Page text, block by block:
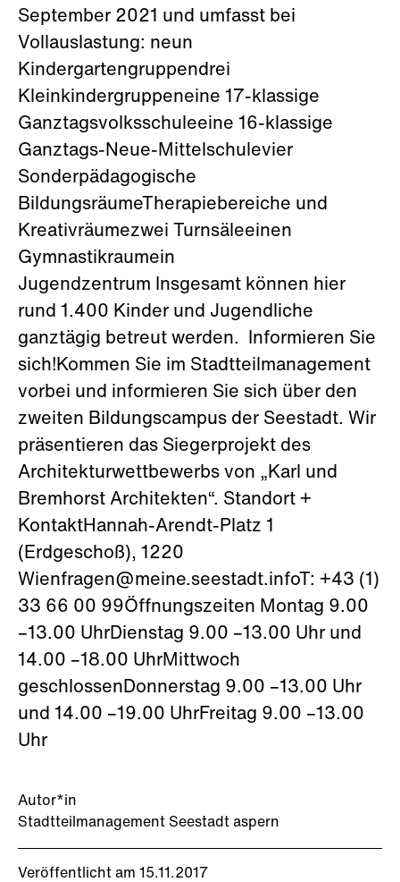
Autor*in
Stadtteilmanagement Seestadt aspern
Veröffentlicht am 15.11.2017
September 2021 und umfasst bei
Vollauslastung: neun
Kindergartengruppendrei
Kleinkindergruppeneine 17-klassige
Ganztagsvolksschuleeine 16-klassige
Ganztags-Neue-Mittelschulevier
Sonderpädagogische
BildungsräumeTherapiebereiche und
Kreativräumezwei Turnsäleeinen
Gymnastikraumein
Jugendzentrum Insgesamt können hier
rund 1.400 Kinder und Jugendliche
ganztägig betreut werden. Informieren Sie
sich!Kommen Sie im Stadtteilmanagement
vorbei und informieren Sie sich über den
zweiten Bildungscampus der Seestadt. Wir
präsentieren das Siegerprojekt des
Architekturwettbewerbs von „Karl und
Bremhorst Architekten“. Standort +
KontaktHannah-Arendt-Platz 1
(Erdgeschoß), 1220
Wienfragen@meine.seestadt.infoT: +43 (1)
33 66 00 99Öffnungszeiten Montag 9.00
–13.00 UhrDienstag 9.00 –13.00 Uhr und
14.00 –18.00 UhrMittwoch
geschlossenDonnerstag 9.00 –13.00 Uhr
und 14.00 –19.00 UhrFreitag 9.00 –13.00
Uhr